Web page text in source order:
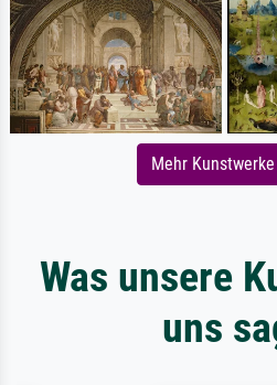
Mehr
Was unsere
uns